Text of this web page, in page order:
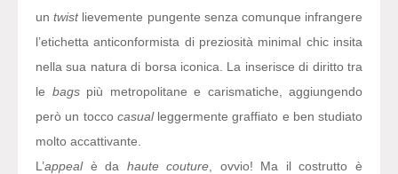
untwistlievemente pungente senza comunque infrangere
l’etichetta anticonformista di preziosità minimal chic insita
nella sua natura di borsa iconica. La inserisce di diritto tra
le bagspiù metropolitane e carismatiche, aggiungendo
però un tocco casualleggermente graffiato e ben studiato
molto accattivante.
L’appealè da haute couture , ovvio! Ma il costrutto è